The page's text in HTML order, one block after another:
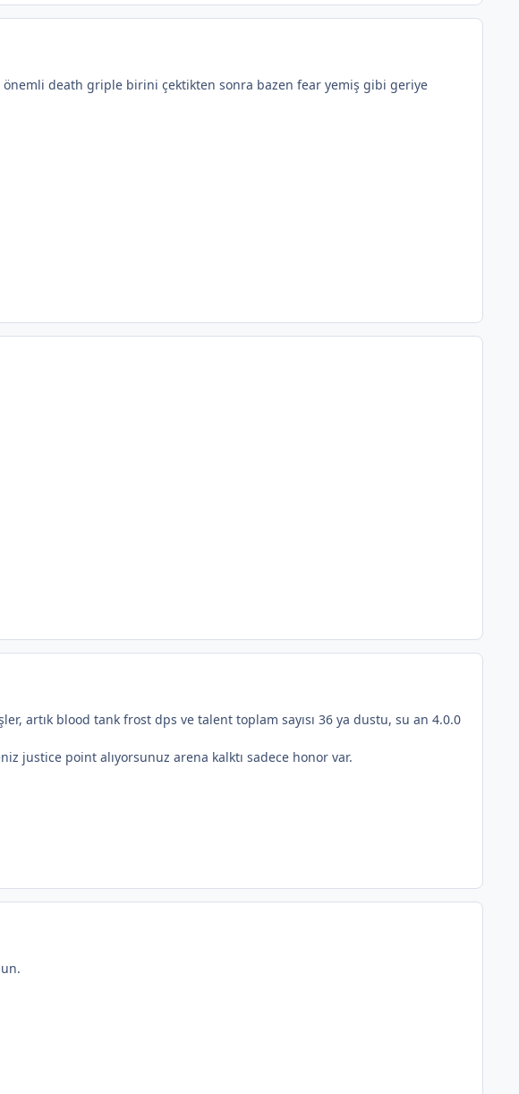
death griple birini çektikten sonra bazen fear yemiş gibi geriye
artık blood tank frost dps ve talent toplam sayısı 36 ya dustu, su an 4.0.0
justice point alıyorsunuz arena kalktı sadece honor var.